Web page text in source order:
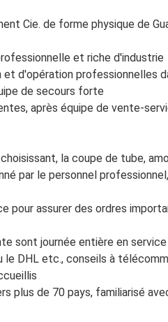
Cie. de forme physique de
et riche d'industrie
et d'opération professionnelles
de secours forte
après équipe de vente-
la coupe de tube,
par le personnel
pour assurer des ordres
sont journée entière en
le DHL etc., conseils à
plus de 70 pays, familiarisé